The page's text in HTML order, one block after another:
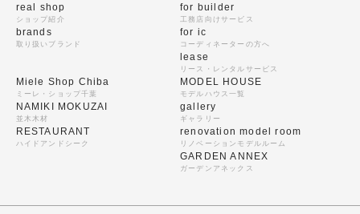
real shop
ショップ紹介
brands
取り扱いブランド
for builder
工務店向けサービス
for ic
コーディネーターの方へ
lease
リース・レンタルサービス
Miele Shop Chiba
ミーレ・ショップ千葉
NAMIKI MOKUZAI
並木木材
RESTAURANT
ハイドアンドシーク
MODEL HOUSE
モデルハウス一覧
gallery
ギャラリー
renovation model room
リノベーションモデルルーム
GARDEN ANNEX
ガーデンアネックス